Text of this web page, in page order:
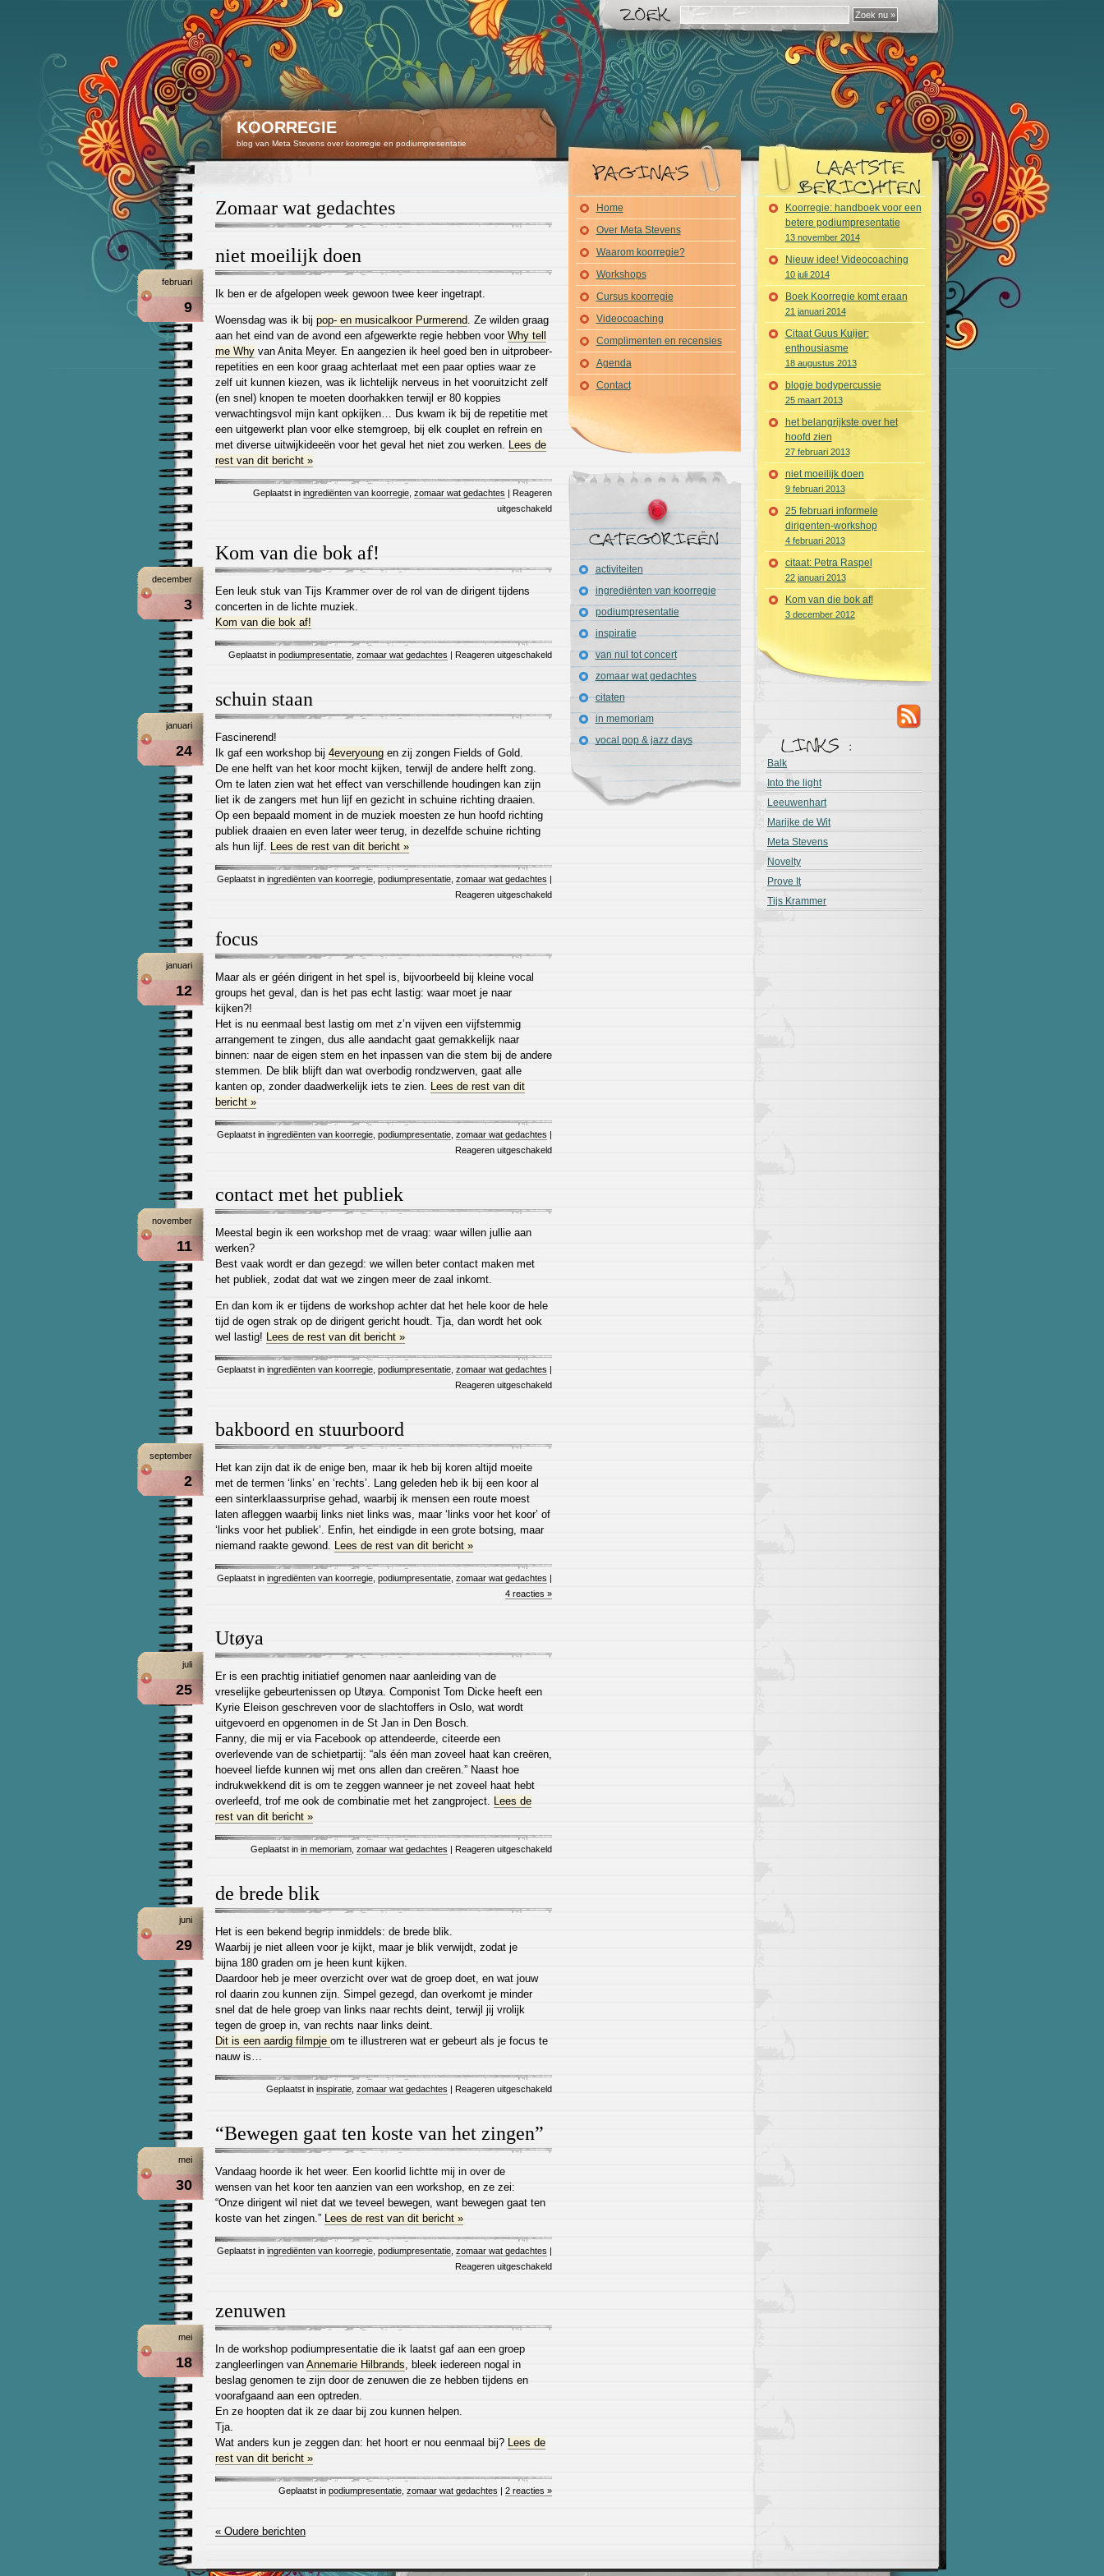
KOORREGIE
blog van Meta Stevens over koorregie en podiumpresentatie
zomaar wat gedachtes
niet moeilijk doen
februari
9
Ik ben er de afgelopen week gewoon twee keer ingetrapt.
Woensdag was ik bij pop- en musicalkoor Purmerend. Ze wilden graag
aan het eind van de avond een afgewerkte regie hebben voor Why tell
me Why van Anita Meyer. En aangezien ik heel goed ben in uitprobeer-
repetities en een koor graag achterlaat met een paar opties waar ze
zelf uit kunnen kiezen, was ik lichtelijk nerveus in het vooruitzicht zelf
(en snel) knopen te moeten doorhakken terwijl er 80 koppies
verwachtingsvol mijn kant opkijken… Dus kwam ik bij de repetitie met
een uitgewerkt plan voor elke stemgroep, bij elk couplet en refrein en
met diverse uitwijkideeën voor het geval het niet zou werken. Lees de
rest van dit bericht »
Geplaatst in ingrediënten van koorregie zomaar wat gedachtes | Reageren
uitgeschakeld
Kom van die bok af!
december
3
Een leuk stuk van Tijs Krammer over de rol van de dirigent tijdens
concerten in de lichte muziek.
Kom van die bok af!
Geplaatst in podiumpresentatie zomaar wat gedachtes | Reageren uitgeschakeld
schuin staan
januari
24
Fascinerend!
Ik gaf een workshop bij 4everyoung en zij zongen Fields of Gold.
De ene helft van het koor mocht kijken, terwijl de andere helft zong.
Om te laten zien wat het effect van verschillende houdingen kan zijn
liet ik de zangers met hun lijf en gezicht in schuine richting draaien.
Op een bepaald moment in de muziek moesten ze hun hoofd richting
publiek draaien en even later weer terug, in dezelfde schuine richting
als hun lijf. Lees de rest van dit bericht »
Geplaatst in ingrediënten van koorregie podiumpresentatie zomaar wat gedachtes |
Reageren uitgeschakeld
focus
januari
12
Maar als er géén dirigent in het spel is, bijvoorbeeld bij kleine vocal
groups het geval, dan is het pas echt lastig: waar moet je naar
kijken?!
Het is nu eenmaal best lastig om met z’n vijven een vijfstemmig
arrangement te zingen, dus alle aandacht gaat gemakkelijk naar
binnen: naar de eigen stem en het inpassen van die stem bij de andere
stemmen. De blik blijft dan wat overbodig rondzwerven, gaat alle
kanten op, zonder daadwerkelijk iets te zien. Lees de rest van dit
bericht »
Geplaatst in ingrediënten van koorregie podiumpresentatie zomaar wat gedachtes |
Reageren uitgeschakeld
contact met het publiek
november
11
Meestal begin ik een workshop met de vraag: waar willen jullie aan
werken?
Best vaak wordt er dan gezegd: we willen beter contact maken met
het publiek, zodat dat wat we zingen meer de zaal inkomt.
En dan kom ik er tijdens de workshop achter dat het hele koor de hele
tijd de ogen strak op de dirigent gericht houdt. Tja, dan wordt het ook
wel lastig! Lees de rest van dit bericht »
Geplaatst in ingrediënten van koorregie podiumpresentatie zomaar wat gedachtes |
Reageren uitgeschakeld
bakboord en stuurboord
september
2
Het kan zijn dat ik de enige ben, maar ik heb bij koren altijd moeite
met de termen ‘links’ en ‘rechts’. Lang geleden heb ik bij een koor al
een sinterklaassurprise gehad, waarbij ik mensen een route moest
laten afleggen waarbij links niet links was, maar ‘links voor het koor’ of
‘links voor het publiek’. Enfin, het eindigde in een grote botsing, maar
niemand raakte gewond. Lees de rest van dit bericht »
Geplaatst in ingrediënten van koorregie podiumpresentatie zomaar wat gedachtes |
4 reacties »
Utøya
juli
25
Er is een prachtig initiatief genomen naar aanleiding van de
vreselijke gebeurtenissen op Utøya. Componist Tom Dicke heeft een
Kyrie Eleison geschreven voor de slachtoffers in Oslo, wat wordt
uitgevoerd en opgenomen in de St Jan in Den Bosch.
Fanny, die mij er via Facebook op attendeerde, citeerde een
overlevende van de schietpartij: “als één man zoveel haat kan creëren,
hoeveel liefde kunnen wij met ons allen dan creëren.” Naast hoe
indrukwekkend dit is om te zeggen wanneer je net zoveel haat hebt
overleefd, trof me ook de combinatie met het zangproject. Lees de
rest van dit bericht »
Geplaatst in in memoriam zomaar wat gedachtes | Reageren uitgeschakeld
de brede blik
juni
29
Het is een bekend begrip inmiddels: de brede blik.
Waarbij je niet alleen voor je kijkt, maar je blik verwijdt, zodat je
bijna 180 graden om je heen kunt kijken.
Daardoor heb je meer overzicht over wat de groep doet, en wat jouw
rol daarin zou kunnen zijn. Simpel gezegd, dan overkomt je minder
snel dat de hele groep van links naar rechts deint, terwijl jij vrolijk
tegen de groep in, van rechts naar links deint.
Dit is een aardig filmpje om te illustreren wat er gebeurt als je focus te
nauw is…
Geplaatst in inspiratie zomaar wat gedachtes | Reageren uitgeschakeld
“Bewegen gaat ten koste van het zingen”
mei
30
Vandaag hoorde ik het weer. Een koorlid lichtte mij in over de
wensen van het koor ten aanzien van een workshop, en ze zei:
“Onze dirigent wil niet dat we teveel bewegen, want bewegen gaat ten
koste van het zingen.” Lees de rest van dit bericht »
Geplaatst in ingrediënten van koorregie podiumpresentatie zomaar wat gedachtes |
Reageren uitgeschakeld
zenuwen
mei
18
In de workshop podiumpresentatie die ik laatst gaf aan een groep
zangleerlingen van Annemarie Hilbrands, bleek iedereen nogal in
beslag genomen te zijn door de zenuwen die ze hebben tijdens en
voorafgaand aan een optreden.
En ze hoopten dat ik ze daar bij zou kunnen helpen.
Tja.
Wat anders kun je zeggen dan: het hoort er nou eenmaal bij? Lees de
rest van dit bericht »
Geplaatst in podiumpresentatie zomaar wat gedachtes | 2 reacties »
« Oudere berichten
Home
Over Meta Stevens
Waarom koorregie?
Workshops
Cursus koorregie
Videocoaching
Complimenten en recensies
Agenda
Contact
activiteiten
ingrediënten van koorregie
podiumpresentatie
inspiratie
van nul tot concert
zomaar wat gedachtes
citaten
in memoriam
vocal pop & jazz days
Koorregie: handboek voor een
betere podiumpresentatie
13 november 2014
Nieuw idee! Videocoaching
10 juli 2014
Boek Koorregie komt eraan
21 januari 2014
Citaat Guus Kuijer:
enthousiasme
18 augustus 2013
blogje bodypercussie
25 maart 2013
het belangrijkste over het
hoofd zien
27 februari 2013
niet moeilijk doen
9 februari 2013
25 februari informele
dirigenten-workshop
4 februari 2013
citaat: Petra Raspel
22 januari 2013
Kom van die bok af!
3 december 2012
RSS
Balk
Into the light
Leeuwenhart
Marijke de Wit
Meta Stevens
Novelty
Prove It
Tijs Krammer